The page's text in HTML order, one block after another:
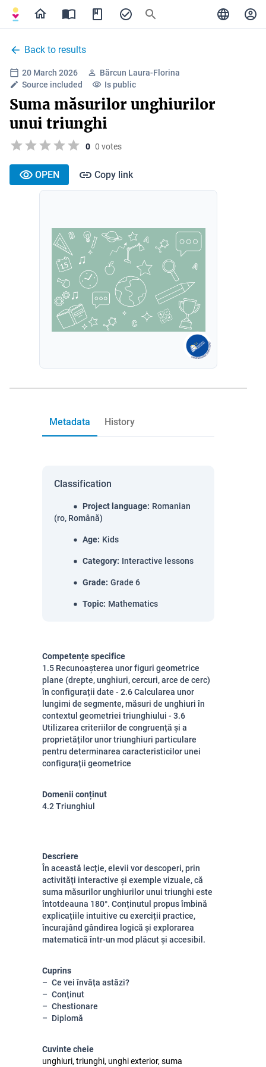
Back to results
20 March 2026
Bărcun Laura-Florina
Source included
Is public
Suma măsurilor unghiurilor
unui triunghi
0 0 votes
OPEN Copy link
Metadata History
Classification
Project language: Romanian
(ro, Română)
Age: Kids
Category: Interactive lessons
Grade: Grade 6
Topic: Mathematics
Competențe specifice
1.5 Recunoașterea unor figuri geometrice
plane (drepte, unghiuri, cercuri, arce de cerc)
în configurații date - 2.6 Calcularea unor
lungimi de segmente, măsuri de unghiuri în
contextul geometriei triunghiului - 3.6
Utilizarea criteriilor de congruență și a
proprietăților unor triunghiuri particulare
pentru determinarea caracteristicilor unei
configurații geometrice
Domenii conținut
4.2 Triunghiul
Descriere
În această lecție, elevii vor descoperi, prin
activități interactive și exemple vizuale, că
suma măsurilor unghiurilor unui triunghi este
întotdeauna 180°. Conținutul propus îmbină
explicațiile intuitive cu exerciții practice,
încurajând gândirea logică și explorarea
matematică într-un mod plăcut și accesibil.
Cuprins
Ce vei învăța astăzi?
Conținut
Chestionare
Diplomă
Cuvinte cheie
unghiuri, triunghi, unghi exterior, suma